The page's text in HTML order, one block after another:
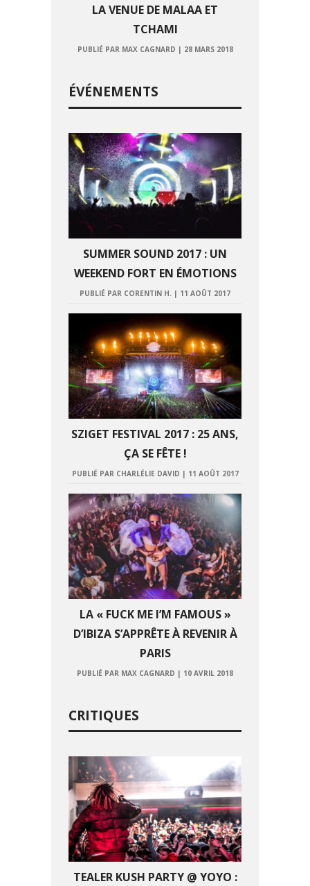
LA VENUE DE MALAA ET
TCHAMI
PUBLIÉ PAR MAX CAGNARD | 28 MARS 2018
ÉVÉNEMENTS
SUMMER SOUND 2017 : UN
WEEKEND FORT EN ÉMOTIONS
PUBLIÉ PAR CORENTIN H. | 11 AOÛT 2017
SZIGET FESTIVAL 2017 : 25 ANS,
ÇA SE FÊTE !
PUBLIÉ PAR CHARLÉLIE DAVID | 11 AOÛT 2017
LA « FUCK ME I’M FAMOUS »
D’IBIZA S’APPRÊTE À REVENIR À
PARIS
PUBLIÉ PAR MAX CAGNARD | 10 AVRIL 2018
CRITIQUES
TEALER KUSH PARTY @ YOYO :